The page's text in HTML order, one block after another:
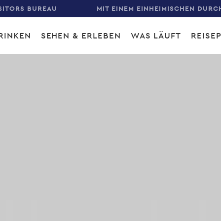
BUREAU MIT EINEM EINHEIMISCHEN
SEHEN & ERLEBEN WAS LÄUFT